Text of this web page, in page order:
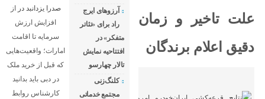
علت تاخیر و زمان
دقیق اعلام برندگان
آرزوهای ایرج
راد برای «تئاتر
متفکر» در
افتتاحیه نمایش
تالار چهارسو
کلنگ‌زنی
مجتمع خدماتی
صدرا یزدانبد در
از
افزایش ارزش
سرمایه تا اقامت
امارات؛ واقعیت‌هایی
که قبل از خرید ملک
در دبی باید بدانید
کارشناس روابط